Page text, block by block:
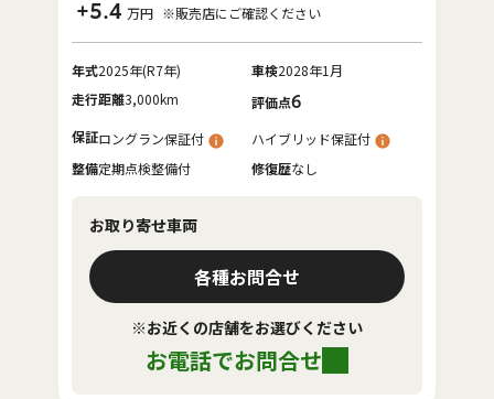
+5.4 万円 ※販売店にご確認ください
年式2025年(R7年) 車検2028年1月
走行距離3,000km 評価点6
保証ロングラン保証付
ハイブリッド保証付
整備定期点検整備付 修復歴なし
お取り寄せ車両
各種お問合せ
※お近くの店舗をお選びください
お電話でお問合せ